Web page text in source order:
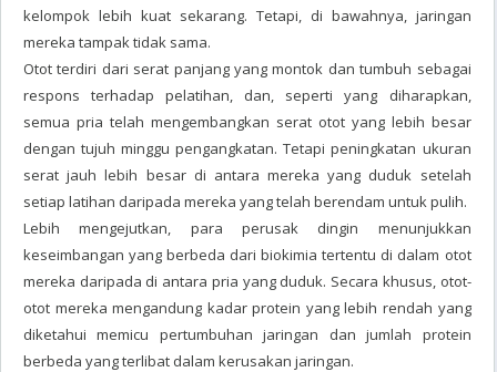
kelompok lebih kuat sekarang. Tetapi, di bawahnya, jaringan
mereka tampak tidak sama.
Otot terdiri dari serat panjang yang montok dan tumbuh sebagai
respons terhadap pelatihan, dan, seperti yang diharapkan,
semua pria telah mengembangkan serat otot yang lebih besar
dengan tujuh minggu pengangkatan. Tetapi peningkatan ukuran
serat jauh lebih besar di antara mereka yang duduk setelah
setiap latihan daripada mereka yang telah berendam untuk pulih.
Lebih mengejutkan, para perusak dingin menunjukkan
keseimbangan yang berbeda dari biokimia tertentu di dalam otot
mereka daripada di antara pria yang duduk. Secara khusus, otot-
otot mereka mengandung kadar protein yang lebih rendah yang
diketahui memicu pertumbuhan jaringan dan jumlah protein
berbeda yang terlibat dalam kerusakan jaringan.